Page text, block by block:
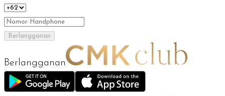
Berlangganan
Berlangganan